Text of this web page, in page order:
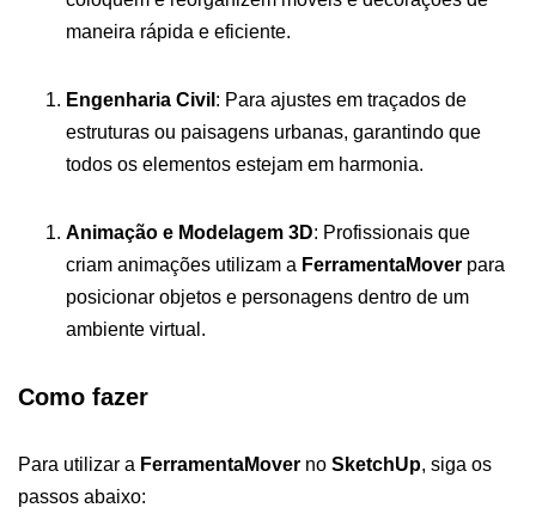
maneira rápida e eficiente.
Engenharia Civil : Para ajustes em traçados de
estruturas ou paisagens urbanas, garantindo que
todos os elementos estejam em harmonia.
Animação e Modelagem 3D: Profissionais que
criam animações utilizam a FerramentaMover para
posicionar objetos e personagens dentro de um
ambiente virtual.
Como fazer
Para utilizar a FerramentaMover no SketchUp, siga os
passos abaixo: